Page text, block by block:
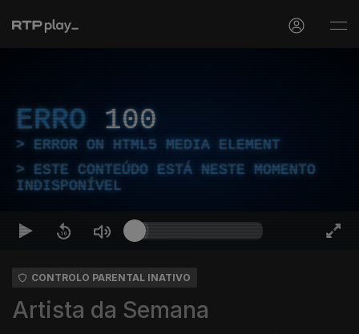
ERRO 100
ERROR ON HTML5 MEDIA ELEMENT
ESTE CONTEÚDO ESTÁ NESTE MOMENTO
INDISPONÍVEL
CONTROLO PARENTAL INATIVO
Artista da Semana